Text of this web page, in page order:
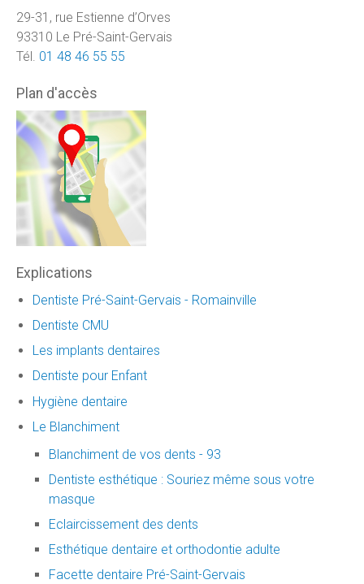
29-31, rue Estienne d’Orves
93310 Le Pré-Saint-Gervais
Tél. 01 48 46 55 55
Plan d'accès
Explications
Dentiste Pré-Saint-Gervais - Romainville
Dentiste CMU
Les implants dentaires
Dentiste pour Enfant
Hygiène dentaire
Le Blanchiment
Blanchiment de vos dents - 93
Dentiste esthétique : Souriez même sous votre
masque
Eclaircissement des dents
Esthétique dentaire et orthodontie adulte
Facette dentaire Pré-Saint-Gervais